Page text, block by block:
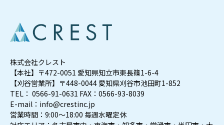
株式会社クレスト
【本社】〒472-0051 愛知県知立市東長篠1-6-4
【刈谷営業所】〒448-0044 愛知県刈谷市池田町1-852
TEL： 0566-91-0631 FAX：0566-93-8039
E-mail：info@crestinc.jp
営業時間：9:00～18:00 毎週水曜定休